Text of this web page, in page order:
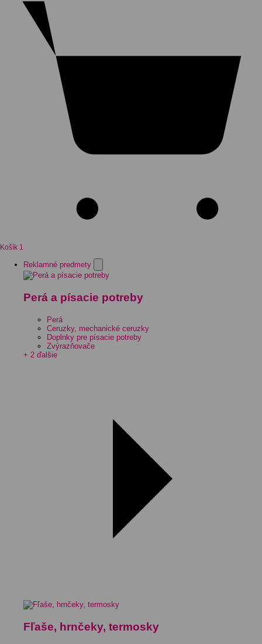
Košík 1
Reklamné predmety
Perá a písacie potreby
Perá
Ceruzky, mechanické ceruzky
Doplnky pre písacie potreby
Zvýrazňovače
+ 2 ďalšie
Fľaše, hrnčeky, termosky